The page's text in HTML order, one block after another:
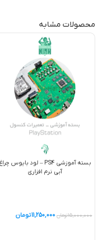
محصولات مشابه
بسته آموزشی PS4 – لود بایوس چراغ
آبی نرم افزاری
15,000,000تومان 11,250,000تومان